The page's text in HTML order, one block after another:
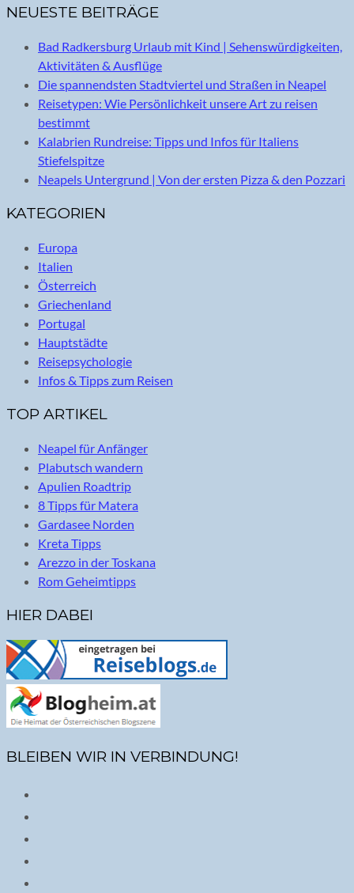
NEUESTE BEITRÄGE
Bad Radkersburg Urlaub mit Kind | Sehenswürdigkeiten,
Aktivitäten & Ausflüge
Die spannendsten Stadtviertel und Straßen in Neapel
Reisetypen: Wie Persönlichkeit unsere Art zu reisen
bestimmt
Kalabrien Rundreise: Tipps und Infos für Italiens
Stiefelspitze
Neapels Untergrund | Von der ersten Pizza & den Pozzari
KATEGORIEN
Europa
Italien
Österreich
Griechenland
Portugal
Hauptstädte
Reisepsychologie
Infos & Tipps zum Reisen
TOP ARTIKEL
Neapel für Anfänger
Plabutsch wandern
Apulien Roadtrip
8 Tipps für Matera
Gardasee Norden
Kreta Tipps
Arezzo in der Toskana
Rom Geheimtipps
HIER DABEI
BLEIBEN WIR IN VERBINDUNG!